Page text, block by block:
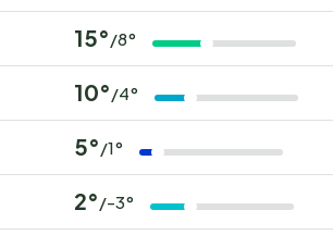
15° /8°
10° /4°
5° /1°
2° /-3°